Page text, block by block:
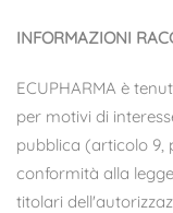
INFORMAZIONI
ECUPHARMA è
per motivi di
pubblica (articolo 9,
conformità alla
titolari